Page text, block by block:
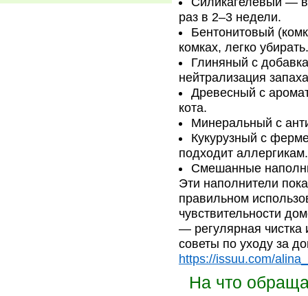
раз в 2–3 недели.
Бентонитовый
комках, легко убирать.
Глиняный с
нейтрализация
Древесный с
кота.
Минеральный с
Кукурузный с
подходит аллергикам.
Смешанные
Эти наполнители
правильном
чувствительности
— регулярная чистка
советы по уходу за
https://issuu.com/
На что